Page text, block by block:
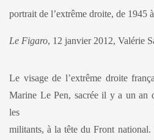
portrait de l’extrême droite, de 1945
Le Figaro, 12 janvier 2012, Valérie
Le visage de l’extrême droite
Marine Le Pen, sacrée il y a un an
les
militants, à la tête du Front national.